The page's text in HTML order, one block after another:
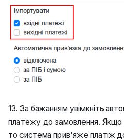
13. За бажанням увімкніть
платежу до замовлення. Якщо
то система прив'яже платіж